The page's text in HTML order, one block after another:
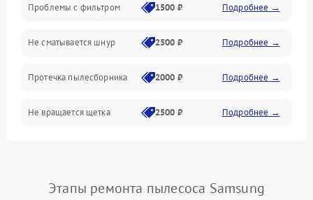
Проблемы с фильтром 1500 ₽ Подробнее →
Не сматывается шнур 2500 ₽ Подробнее →
Протечка пылесборника 2000 ₽ Подробнее →
Не вращается щетка 2500 ₽ Подробнее →
Поломка контейнера для
пыли
1500 ₽ Подробнее →
Этапы ремонта пылесоса Samsung